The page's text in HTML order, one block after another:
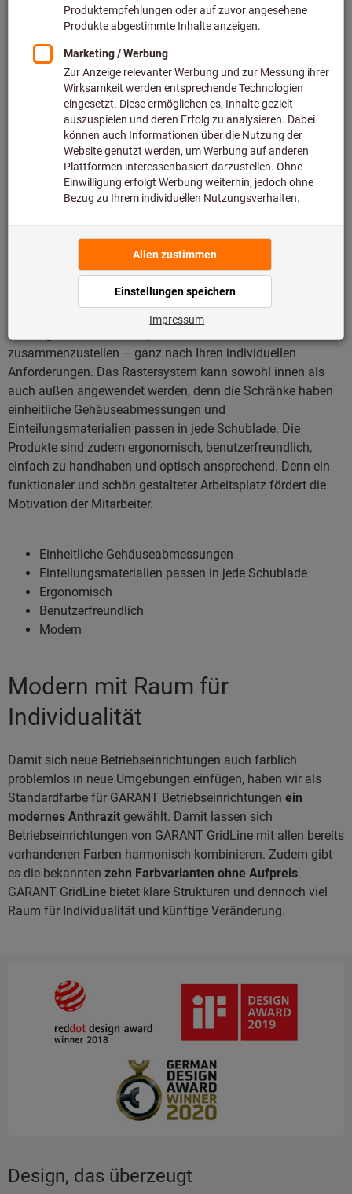
Einheitliches Rastersystem:Erleichtert eine perfekte
Planung nach dem Baukastenprinzip.
Komplett modular:Vielfältige Kombinations- und
Erweiterungsmöglichkeiten.
Höchste Funktionalität:Innovative Detaillösungen für
mehr Effizienz und optimiertem Workflow.
Einrichtungskonzept mit
einheitlichem Rastersystem für
höchste Flexibilität
Betriebseinrichtungen der neuen GARANT GridLine-Serie
25-mm-Rastersystem
die Möglichkeit, alle Komponenten modular
zusammenzustellen – ganz nach Ihren individuellen
Anforderungen. Das Rastersystem kann sowohl innen als
auch außen angewendet werden, denn die Schränke haben
einheitliche Gehäuseabmessungen und
Einteilungsmaterialien passen in jede Schublade. Die
Produkte sind zudem ergonomisch, benutzerfreundlich,
einfach zu handhaben und optisch ansprechend. Denn ein
funktionaler und schön gestalteter Arbeitsplatz fördert die
Motivation der Mitarbeiter.
Einheitliche Gehäuseabmessungen
Einteilungsmaterialien passen in jede Schublade
Ergonomisch
Benutzerfreundlich
Modern
Modern mit Raum für
Individualität
Damit sich neue Betriebseinrichtungen auch farblich
problemlos in neue Umgebungen einfügen, haben wir als
Standardfarbe für GARANT Betriebseinrichtungen ein
modernes Anthrazit gewählt. Damit lassen sich
Betriebseinrichtungen von GARANT GridLine mit allen bereits
vorhandenen Farben harmonisch kombinieren. Zudem gibt
es die bekannten zehn Farbvarianten ohne Aufpreis.
GARANT GridLine bietet klare Strukturen und dennoch viel
Raum für Individualität und künftige Veränderung.
Design, das überzeugt